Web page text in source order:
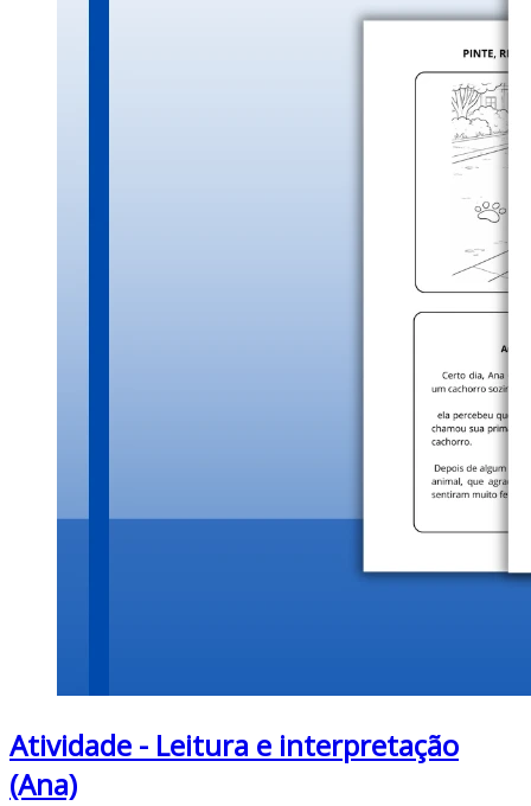
Atividade - Leitura e interpretação
(Ana)